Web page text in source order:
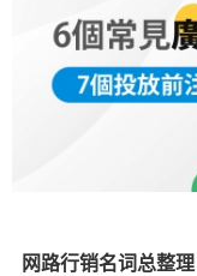
网路行销名词总整